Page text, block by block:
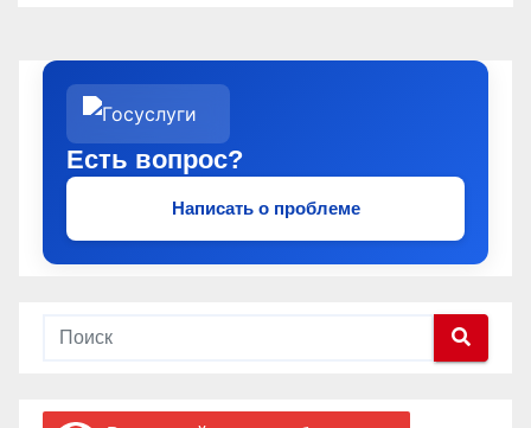
Есть вопрос?
Написать о проблеме